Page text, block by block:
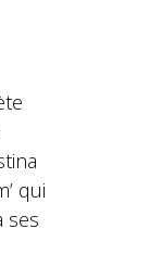
qui
ses